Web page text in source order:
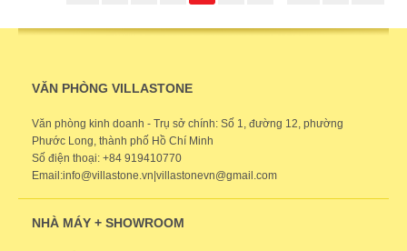
VĂN PHÒNG VILLASTONE
Văn phòng kinh doanh - Trụ sở chính: Số 1, đường 12, phường
Phước Long, thành phố Hồ Chí Minh
Số điện thoại: +84 919410770
Email:info@villastone.vn|villastonevn@gmail.com
NHÀ MÁY + SHOWROOM